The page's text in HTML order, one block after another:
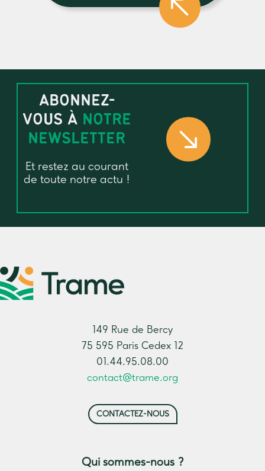
ABONNEZ-
VOUS À NOTRE
NEWSLETTER
Et restez au courant
de toute notre actu !
149 Rue de Bercy
75 595 Paris Cedex 12
01.44.95.08.00
contact@trame.org
CONTACTEZ-NOUS
Qui sommes-nous ?